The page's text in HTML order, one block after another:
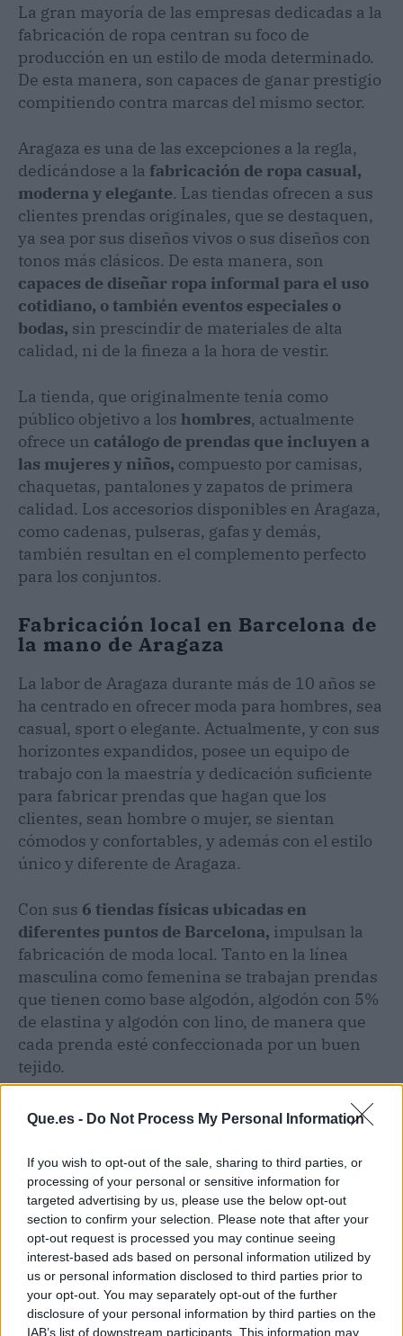
Que.es - Do Not Process My Personal Information
If you wish to opt-out of the sale, sharing to third parties, or
processing of your personal or sensitive information for
targeted advertising by us, please use the below opt-out
section to confirm your selection. Please note that after your
opt-out request is processed you may continue seeing
interest-based ads based on personal information utilized by
us or personal information disclosed to third parties prior to
your opt-out. You may separately opt-out of the further
disclosure of your personal information by third parties on the
IAB’s list of downstream participants. This information may
La gran mayoría de las empresas dedicadas a la
fabricación de ropa centran su foco de
producción en un estilo de moda determinado.
De esta manera, son capaces de ganar prestigio
compitiendo contra marcas del mismo sector.
Aragaza es una de las excepciones a la regla,
dedicándose a la fabricación de ropa casual,
moderna y elegante. Las tiendas ofrecen a sus
clientes prendas originales, que se destaquen,
ya sea por sus diseños vivos o sus diseños con
tonos más clásicos. De esta manera, son
capaces de diseñar ropa informal para el uso
cotidiano, o también eventos especiales o
bodas, sin prescindir de materiales de alta
calidad, ni de la fineza a la hora de vestir.
La tienda, que originalmente tenía como
público objetivo a los hombres, actualmente
ofrece un catálogo de prendas que incluyen a
las mujeres y niños, compuesto por camisas,
chaquetas, pantalones y zapatos de primera
calidad. Los accesorios disponibles en Aragaza,
como cadenas, pulseras, gafas y demás,
también resultan en el complemento perfecto
para los conjuntos.
Fabricación local en Barcelona de
la mano de Aragaza
La labor de Aragaza durante más de 10 años se
ha centrado en ofrecer moda para hombres, sea
casual, sport o elegante. Actualmente, y con sus
horizontes expandidos, posee un equipo de
trabajo con la maestría y dedicación suficiente
para fabricar prendas que hagan que los
clientes, sean hombre o mujer, se sientan
cómodos y confortables, y además con el estilo
único y diferente de Aragaza.
Con sus 6 tiendas físicas ubicadas en
diferentes puntos de Barcelona, impulsan la
fabricación de moda local. Tanto en la línea
masculina como femenina se trabajan prendas
que tienen como base algodón, algodón con 5%
de elastina y algodón con lino, de manera que
cada prenda esté confeccionada por un buen
tejido.
Uno de los objetivos de Aragaza es que cada uno
como para que los clientes de la ciudad puedan
identificarse con la exclusividad de cada
prenda. Este factor en conjunto a la labor de su
personal dan como resultadocolecciones
divertidas y elegantes, capaces de otorgar
estilo y comodidadal mismo tiempo.
Artículo siguiente